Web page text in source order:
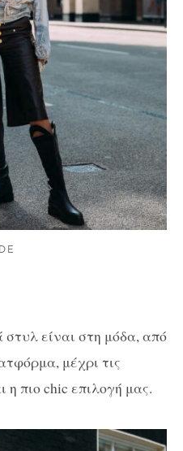
είναι στη μόδα, από
μέχρι τις
η πιο chic επιλογή μας.